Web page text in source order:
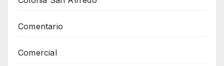
Comentario
Comercial